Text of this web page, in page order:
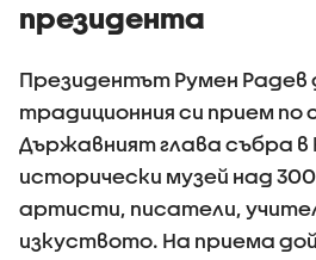
президента
Президентът Румен Радев
традиционния си прием по
Държавният глава събра в
исторически музей над
артисти, писатели,
изкуството. На приема